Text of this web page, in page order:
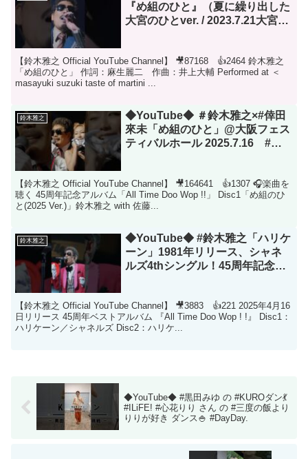
『め組のひと』（夏に繰り出した
大宮のひとver. / 2023.7.21大宮ソ
【鈴木雅之 Official YouTube Channel】 🎥87168 👍2464 鈴木雅之
「め組のひと」 作詞：麻生麗二 作曲：井上大輔 Performed at ＜
masayuki suzuki taste of martini ...
鈴木雅之
◆YouTube◆ ＃鈴木雅之×#倖田
來未「め組のひと」@大阪フェス
ティバルホール 2025.7.16 #鈴
うた
【鈴木雅之 Official YouTube Channel】 🎥164641 👍1307 🎧楽曲を
聴く 45周年記念アルバム「All Time Doo Wop !!」 Disc1「め組のひ
と(2025 Ver.)」鈴木雅之 with 佐藤...
鈴木雅之
◆YouTube◆ #鈴木雅之「ハリケ
ーン」1981年リリース、シャネ
ルズ4thシングル！45周年記念ア
ァー音源を収録！！ #鈴木雅之45
周年 #ハリケーン
【鈴木雅之 Official YouTube Channel】 🎥3883 👍221 2025年4月16
日リリース 45周年ベストアルバム 『All Time Doo Wop ! !』 Disc1：
ハリケーン／シャネルズ Disc2：ハリケ...
◆YouTube◆ #黒田みゆ の #KUROダン💃
#ILiFE! #心花りり さん の #三度の飯より
りりが好き ダンス🍚 #DayDay.